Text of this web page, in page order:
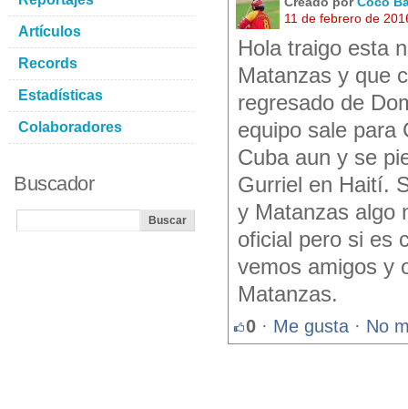
11 de febrero de
Hola traigo esta
Matanzas y que
regresado de
equipo sale para
Cuba aun y se
Gurriel en Haití.
y Matanzas algo
oficial pero si es
vemos amigos y
Matanzas.
0 · Me gusta · No
Artículos
Records
Estadísticas
Colaboradores
Buscador